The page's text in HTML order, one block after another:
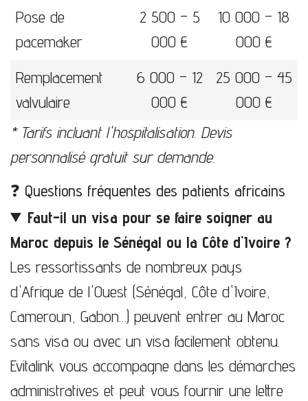
Pose de
pacemaker
2 500 – 5
000 €
10 000 – 18
000 €
Remplacement
valvulaire
6 000 – 12
000 €
25 000 – 45
000 €
* Tarifs incluant l'hospitalisation. Devis
personnalisé gratuit sur demande.
❓ Questions fréquentes des patients africains
Faut-il un visa pour se faire soigner au
Maroc depuis le Sénégal ou la Côte d'Ivoire ?
Les ressortissants de nombreux pays
d'Afrique de l'Ouest (Sénégal, Côte d'Ivoire,
Cameroun, Gabon…) peuvent entrer au Maroc
sans visa ou avec un visa facilement obtenu.
Evitalink vous accompagne dans les démarches
administratives et peut vous fournir une lettre